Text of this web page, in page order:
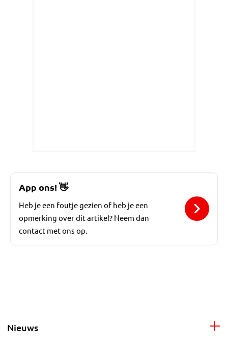
App ons! 👋
Heb je een foutje gezien of heb je een
opmerking over dit artikel? Neem dan
contact met ons op.
Nieuws